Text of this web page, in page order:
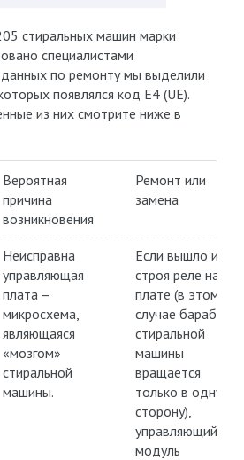
стиральных машин марки
специалистами
по ремонту мы выделили
появлялся код Е4 (UE).
из них смотрите ниже в
Вероятная
причина
возникновения
Ремонт или
замена
Неисправна
управляющая
плата –
микросхема,
являющаяся
«мозгом»
стиральной
машины.
Если вышло из
строя реле на
плате (в этом
случае барабан
стиральной
машины
вращается
только в одну
сторону),
управляющий
модуль